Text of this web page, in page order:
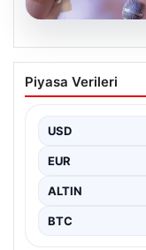
‘Yeraltı’
duyurusunda
Piyasa Verileri
USD
EUR
ALTIN
BTC